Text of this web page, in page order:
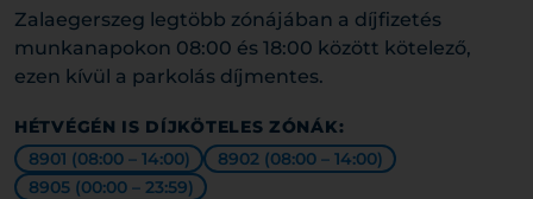
Zalaegerszeg legtöbb zónájában a díjfizetés
munkanapokon 08:00 és 18:00 között kötelező,
ezen kívül a parkolás díjmentes.
HÉTVÉGÉN IS DÍJKÖTELES ZÓNÁK:
8901 (08:00 – 14:00)
8902 (08:00 – 14:00)
8905 (00:00 – 23:59)